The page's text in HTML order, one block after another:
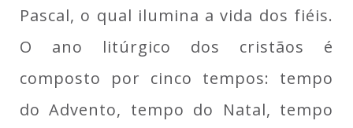
Pascal, o qual ilumina a vida dos fiéis.
O ano litúrgico dos cristãos é
composto por cinco tempos: tempo
do Advento, tempo do Natal, tempo